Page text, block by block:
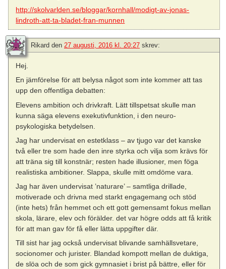
http://skolvarlden.se/bloggar/kornhall/modigt-av-jonas-
lindroth-att-ta-bladet-fran-munnen
Rikard den 27 augusti, 2016 kl. 20:27 skrev:
Hej.
En jämförelse för att belysa något som inte kommer att tas
upp den offentliga debatten:
Elevens ambition och drivkraft. Lätt tillspetsat skulle man
kunna säga elevens exekutivfunktion, i den neuro-
psykologiska betydelsen.
Jag har undervisat en estetklass – av tjugo var det kanske
två eller tre som hade den inre styrka och vilja som krävs för
att träna sig till konstnär; resten hade illusioner, men föga
realistiska ambitioner. Slappa, skulle mitt omdöme vara.
Jag har även undervisat ’naturare’ – samtliga drillade,
motiverade och drivna med starkt engagemang och stöd
(inte hets) från hemmet och ett gott gemensamt fokus mellan
skola, lärare, elev och förälder. det var högre odds att få kritik
för att man gav för få eller lätta uppgifter där.
Till sist har jag också undervisat blivande samhällsvetare,
socionomer och jurister. Blandad kompott mellan de duktiga,
de slöa och de som gick gymnasiet i brist på bättre, eller för